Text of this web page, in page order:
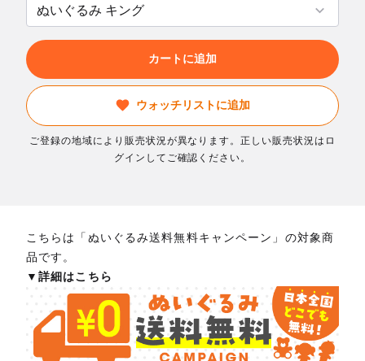
カートに追加
ウォッチリストに追加
ご登録の地域により販売状況が異なります。正しい販売状況はロ
グインしてご確認ください。
こちらは「ぬいぐるみ送料無料キャンペーン」の対象商
品です。
▼詳細はこちら